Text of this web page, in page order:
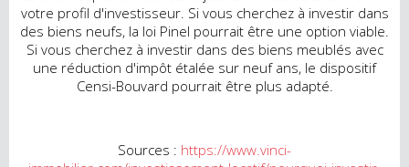
votre profil d'investisseur. Si vous cherchez à investir dans
des biens neufs, la loi Pinel pourrait être une option viable.
Si vous cherchez à investir dans des biens meublés avec
une réduction d'impôt étalée sur neuf ans, le dispositif
Censi-Bouvard pourrait être plus adapté.
Sources : https://www.vinci-